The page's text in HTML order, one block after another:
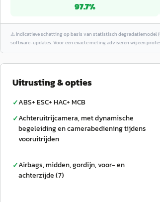
97.7%
⚠️Indicatieve schatting op basis van statistisch degradatiemodel
software-updates. Voor een exacte meting adviseren wij een
Uitrusting & opties
✓ABS+ ESC+ HAC+ MCB
✓Achteruitrijcamera, met dynamische
begeleiding en camerabediening tijdens
vooruitrijden
✓Airbags, midden, gordijn, voor- en
achterzijde (7)